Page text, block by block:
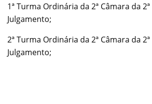
1ª Turma Ordinária da 2ª Câmara da
Julgamento;
2ª Turma Ordinária da 2ª Câmara da
Julgamento;